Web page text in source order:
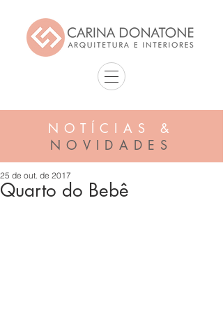
NOTÍCIAS &
NOVIDADES
Quarto do Bebê
25 de out. de 2017